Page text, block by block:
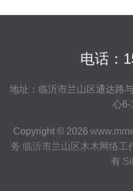
电话：
地址：临沂市兰山区通达路
心6-
Copyright © 2026
务 临沂市兰山区木木网络工
有